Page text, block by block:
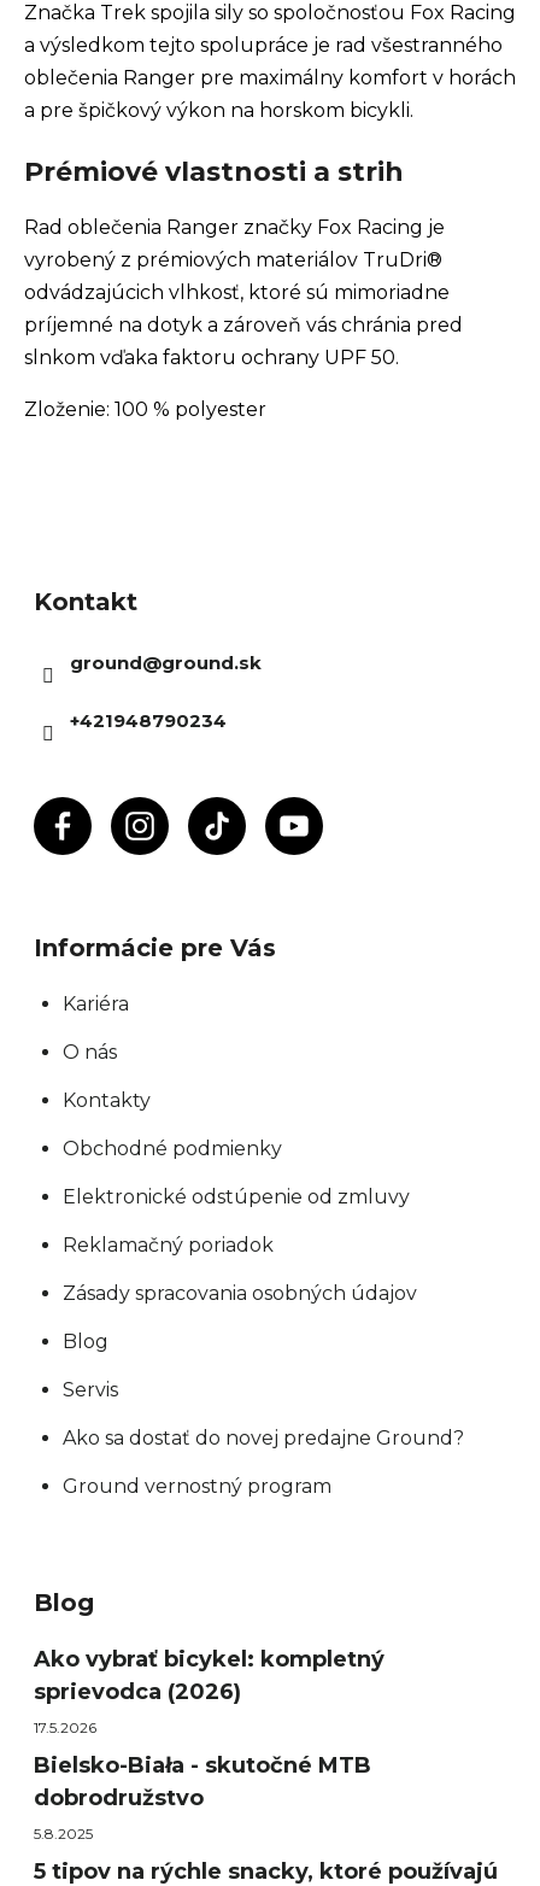
Značka Trek spojila sily so spoločnosťou Fox Racing
a výsledkom tejto spolupráce je rad všestranného
oblečenia Ranger pre maximálny komfort v horách
a pre špičkový výkon na horskom bicykli.
Prémiové vlastnosti a strih
Rad oblečenia Ranger značky Fox Racing je
vyrobený z prémiových materiálov TruDri®
odvádzajúcich vlhkosť, ktoré sú mimoriadne
príjemné na dotyk a zároveň vás chránia pred
slnkom vďaka faktoru ochrany UPF 50.
Zloženie: 100 % polyester
Kontakt
ground@ground.sk
+421948790234
Informácie pre Vás
Kariéra
O nás
Kontakty
Obchodné podmienky
Elektronické odstúpenie od zmluvy
Reklamačný poriadok
Zásady spracovania osobných údajov
Blog
Servis
Ako sa dostať do novej predajne Ground?
Ground vernostný program
Blog
Ako vybrať bicykel: kompletný
sprievodca (2026)
17.5.2026
Bielsko-Biała - skutočné MTB
dobrodružstvo
5.8.2025
5 tipov na rýchle snacky, ktoré používajú